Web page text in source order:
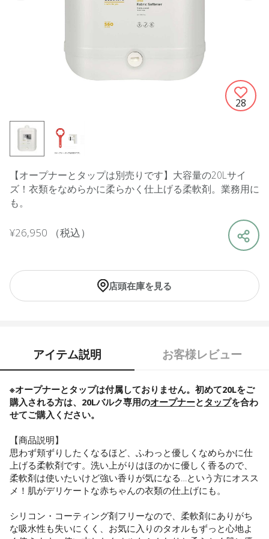
28
【オープナーとタップは別売りです】大容量の20Lサイ
ズ！衣類をなめらかに柔らかく仕上げる柔軟剤。業務用に
も。
¥26,950 （税込）
店頭在庫を見る
アイテム説明 お客様レビュー
※オープナーとタップは付属しておりません。初めて20Lをご
購入される方は、20Lバルク専用のオープナーとタップを合わ
せてご購入ください。
【商品説明】
思わず頬ずりしたくなるほど、ふわっと優しくなめらかに仕
上げる柔軟剤です。洗い上がりはほのかに優しく香るので、
柔軟剤は使いたいけど強い香りが気になる…という方にオスス
メ！肌がデリケートな赤ちゃんの衣類の仕上げにも。
シリコン・コーティング剤フリーなので、柔軟剤にありがち
な吸水性も失いにくく、お気に入りのタオルもずっと心地よ